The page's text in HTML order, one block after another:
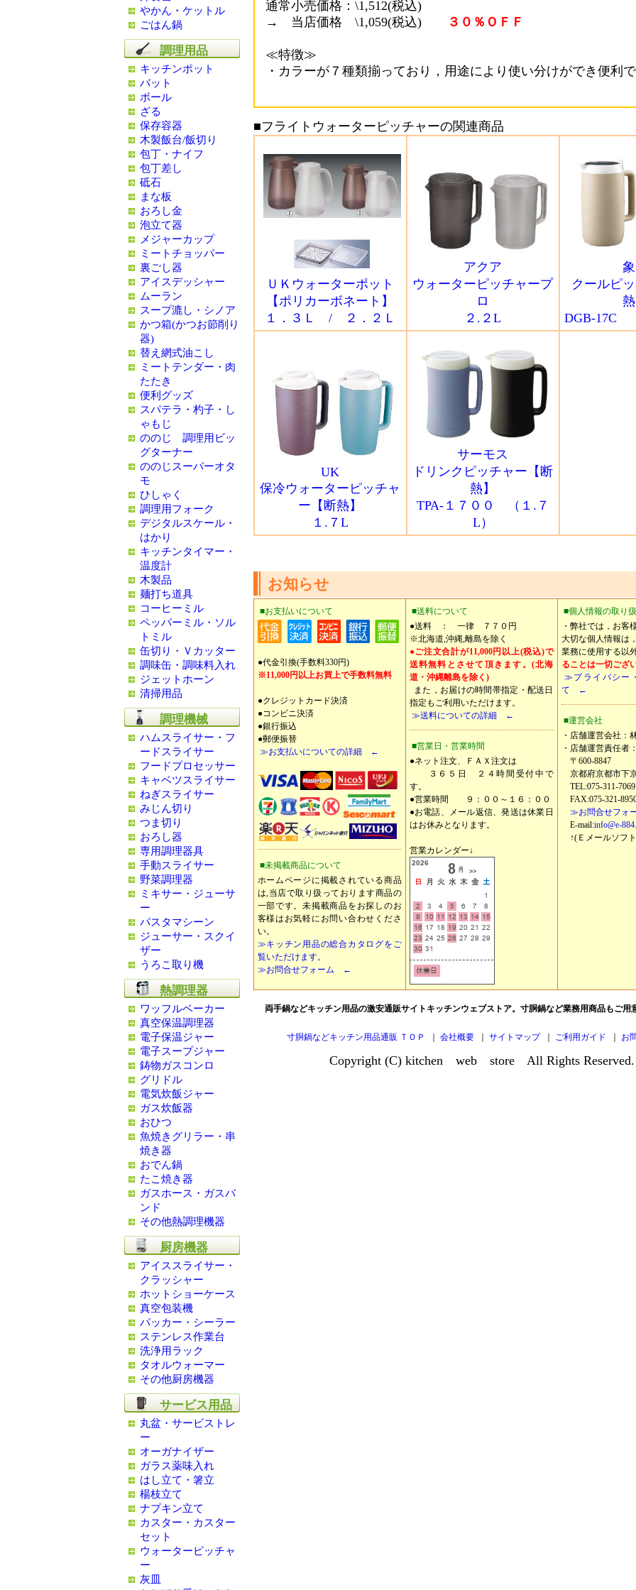
通常小売価格：\1,512(税込)
→ 当店価格 \1,059(税込)
３０％ＯＦＦ
≪特徴≫
・カラーが７種類揃っており，用途により使い分けができ便利で
■フライトウォーターピッチャーの関連商品
ＵＫウォーターポット
【ポリカーボネート】
１．３Ｌ / ２．２Ｌ
アクア
ウォーターピッチャープ
ロ
２.２L
クールピ
熱
DGB-17C
UK
保冷ウォーターピッチャ
ー【断熱】
１.７L
サーモス
ドリンクピッチャー【断
熱】
TPA-１７００ （１.７
L）
お知らせ
■お支払いについて
●代金引換(手数料330円)
※11,000円以上お買上で手数料無料
●クレジットカード決済
●コンビニ決済
●銀行振込
●郵便振替
≫お支払いについての詳細 ←
■未掲載商品について
ホームページに掲載されている商品
は,当店で取り扱っております商品の
一部です。未掲載商品をお探しのお
客様はお気軽にお問い合わせくださ
い。
≫キッチン用品の総合カタログをご
覧いただけます。
≫お問合せフォーム ←
■送料について
●送料 ： 一律 ７７０円
※北海道,沖縄,離島を除く
●ご注文合計が11,000円以上(税込)で
送料無料とさせて頂きます。(北海
道・沖縄離島を除く)
また，お届けの時間帯指定・配送日
指定もご利用いただけます。
≫送料についての詳細 ←
■営業日・営業時間
●ネット注文、ＦＡＸ注文は
３６５日 ２４時間受付中で
す。
●営業時間 ９：００～１６：００
●お電話、メール返信、発送は休業日
はお休みとなります。
営業カレンダー↓
■個人情報の取り
・弊社では，お客
大切な個人情報は
業務に使用する以外
ることは一切ござ
≫プライバシー
て ←
■運営会社
・店舗運営会社：
・店舗運営責任者
〒600-8847
京都府京都市下
TEL:075-311-7069
FAX:075-321-
≫お問合せフ
E-mail:info@e-
↑(Ｅメールソフ
両手鍋などキッチン用品の激安通販サイトキッチンウェブストア。寸胴鍋など業務用商品もご用
寸胴鍋などキッチン用品通販 ＴＯＰ 会社概要 サイトマップ ご利用ガイド お
Copyright (C) kitchen web store All Rights Reserved.
やかん・ケットル
ごはん鍋
調理用品
キッチンポット
バット
ボール
ざる
保存容器
木製飯台/飯切り
包丁・ナイフ
包丁差し
砥石
まな板
おろし金
泡立て器
メジャーカップ
ミートチョッパー
裏ごし器
アイスデッシャー
ムーラン
スープ漉し・シノア
かつ箱(かつお節削り
器)
替え網式油こし
ミートテンダー・肉
たたき
便利グッズ
スパテラ・杓子・し
ゃもじ
ののじ 調理用ビッ
グターナー
ののじスーパーオタ
モ
ひしゃく
調理用フォーク
デジタルスケール・
はかり
キッチンタイマー・
温度計
木製品
麺打ち道具
コーヒーミル
ペッパーミル・ソル
トミル
缶切り・Ｖカッター
調味缶・調味料入れ
ジェットホーン
清掃用品
調理機械
ハムスライサー・フ
ードスライサー
フードプロセッサー
キャベツスライサー
ねぎスライサー
みじん切り
つま切り
おろし器
専用調理器具
手動スライサー
野菜調理器
ミキサー・ジューサ
ー
パスタマシーン
ジューサー・スクイ
ザー
うろこ取り機
熱調理器
ワッフルベーカー
真空保温調理器
電子保温ジャー
電子スープジャー
鋳物ガスコンロ
グリドル
電気炊飯ジャー
ガス炊飯器
おひつ
魚焼きグリラー・串
焼き器
おでん鍋
たこ焼き器
ガスホース・ガスバ
ンド
その他熱調理機器
厨房機器
アイススライサー・
クラッシャー
ホットショーケース
真空包装機
パッカー・シーラー
ステンレス作業台
洗浄用ラック
タオルウォーマー
その他厨房機器
サービス用品
丸盆・サービストレ
ー
オーガナイザー
ガラス薬味入れ
はし立て・箸立
楊枝立て
ナプキン立て
カスター・カスター
セット
ウォーターピッチャ
ー
灰皿